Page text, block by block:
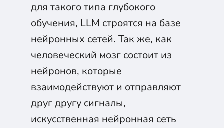
для такого типа глубокого
обучения, LLM строятся на базе
нейронных сетей. Так же, как
человеческий мозг состоит из
нейронов, которые
взаимодействуют и отправляют
друг другу сигналы,
искусственная нейронная сеть